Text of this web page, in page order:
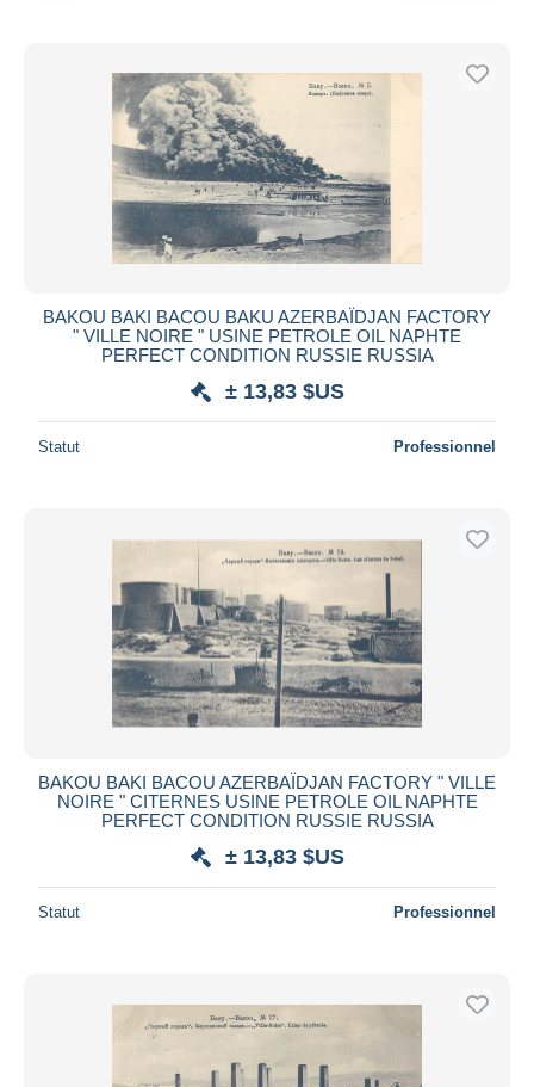
BAKOU BAKI BACOU BAKU AZERBAÏDJAN FACTORY
" VILLE NOIRE " USINE PETROLE OIL NAPHTE
PERFECT CONDITION RUSSIE RUSSIA
± 13,83 $US
Statut Professionnel
BAKOU BAKI BACOU AZERBAÏDJAN FACTORY " VILLE
NOIRE " CITERNES USINE PETROLE OIL NAPHTE
PERFECT CONDITION RUSSIE RUSSIA
± 13,83 $US
Statut Professionnel